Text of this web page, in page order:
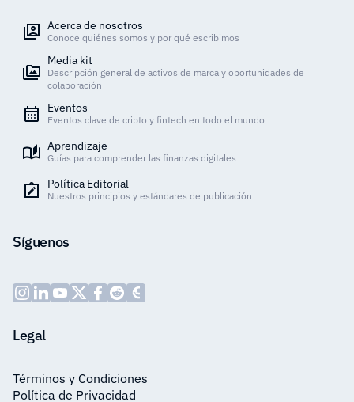
Acerca de nosotros
Conoce quiénes somos y por qué escribimos
Media kit
Descripción general de activos de marca y oportunidades de
colaboración
Eventos
Eventos clave de cripto y fintech en todo el mundo
Aprendizaje
Guías para comprender las finanzas digitales
Política Editorial
Nuestros principios y estándares de publicación
Síguenos
Legal
Términos y Condiciones
Política de Privacidad